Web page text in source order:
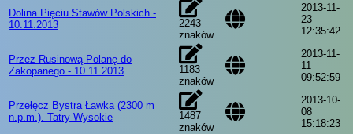
Dolina Pięciu Stawów Polskich -
10.11.2013
2243
znaków
2013-11-
23
12:35:42
Przez Rusinową Polanę do
Zakopanego - 10.11.2013
1183
znaków
2013-11-
11
09:52:59
Przełęcz Bystra Ławka (2300 m
n.p.m.). Tatry Wysokie
1487
znaków
2013-10-
08
15:18:23